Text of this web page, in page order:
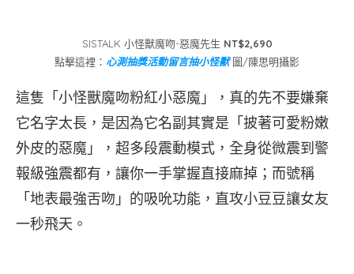
SISTALK 小怪獸魔吻-惡魔先生 NT$2,690
點擊這裡： 心測抽獎活動留言抽小怪獸圖/陳思明攝影
這隻「小怪獸魔吻粉紅小惡魔」，真的先不要嫌棄
它名字太長，是因為它名副其實是「披著可愛粉嫩
外皮的惡魔」，超多段震動模式，全身從微震到警
報級強震都有，讓你一手掌握直接麻掉；而號稱
「地表最強舌吻」的吸吮功能，直攻小豆豆讓女友
一秒飛天。